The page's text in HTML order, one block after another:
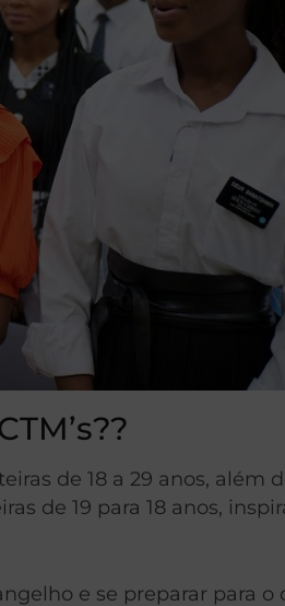
de 18 a 29 anos, além
de 19 para 18 anos,
e se preparar para